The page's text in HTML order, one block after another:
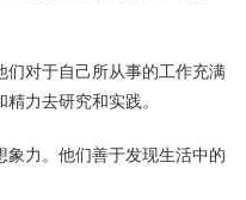
对于自己所从事的工作充满
力去研究和实践。
力。他们善于发现生活中的